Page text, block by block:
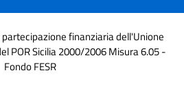
finanziaria dell'Unione
POR Sicilia 2000/2006 Misura 6.05 -
Fondo FESR